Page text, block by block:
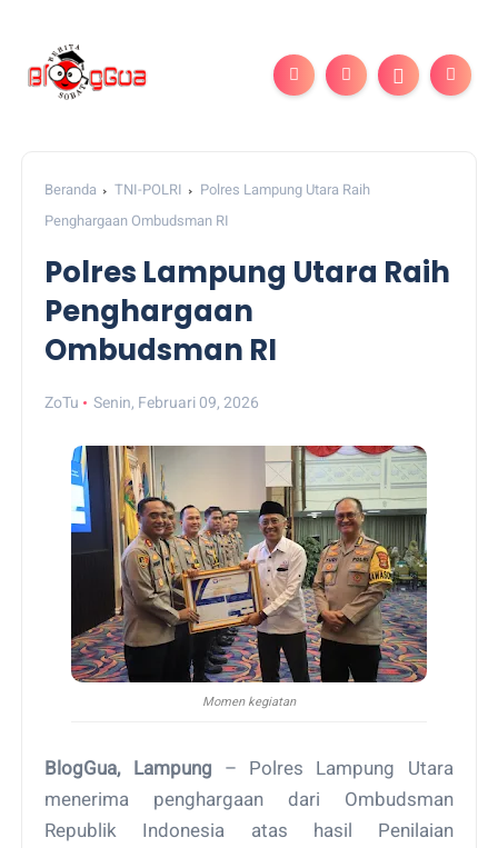
Beranda TNI-POLRI
Polres Lampung Utara Raih
Penghargaan Ombudsman RI
Polres Lampung Utara Raih
Penghargaan
Ombudsman RI
ZoTu Senin, Februari 09, 2026
Momen kegiatan
BlogGua, Lampung – Polres Lampung Utara
menerima penghargaan dari Ombudsman
Republik Indonesia atas hasil Penilaian